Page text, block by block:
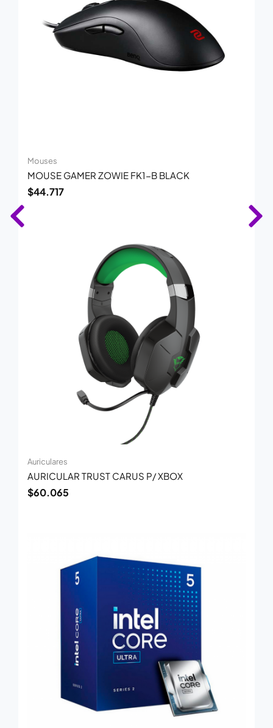
Mouses
MOUSE GAMER ZOWIE FK1-B BLACK
$44.717
Auriculares
AURICULAR TRUST CARUS P/ XBOX
$60.065